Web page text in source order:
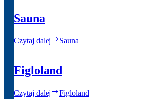
Sauna
Czytaj dalej Sauna
Figloland
Czytaj dalej Figloland